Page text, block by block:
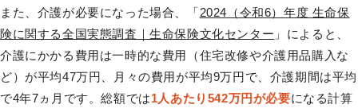
また、介護が必要になった場合、「 2024（令和6）年度 生命保
険に関する全国実態調査｜生命保険文化センター 」によると、
介護にかかる費用は一時的な費用（住宅改修や介護用品購入な
ど）が平均47万円、月々の費用が平均9万円で、介護期間は平均
で4年7ヵ月です。総額では1人あたり542万円が必要になる計算